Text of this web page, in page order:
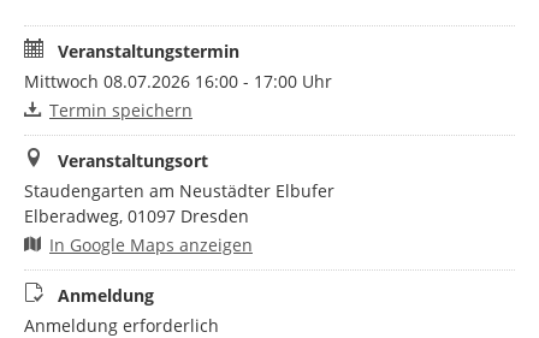
Veranstaltungstermin
Mittwoch 08.07.2026 16:00 - 17:00 Uhr
Termin speichern
Veranstaltungsort
Staudengarten am Neustädter Elbufer
Elberadweg, 01097 Dresden
In Google Maps anzeigen
Anmeldung
Anmeldung erforderlich